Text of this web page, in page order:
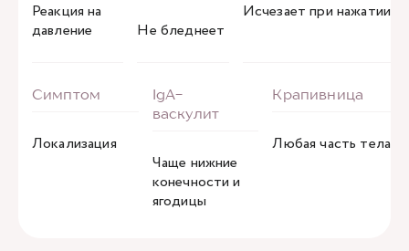
Реакция на
давление
Не бледнеет
Исчезает при нажатии
Локализация
Чаще нижние
конечности и
ягодицы
Любая часть тела